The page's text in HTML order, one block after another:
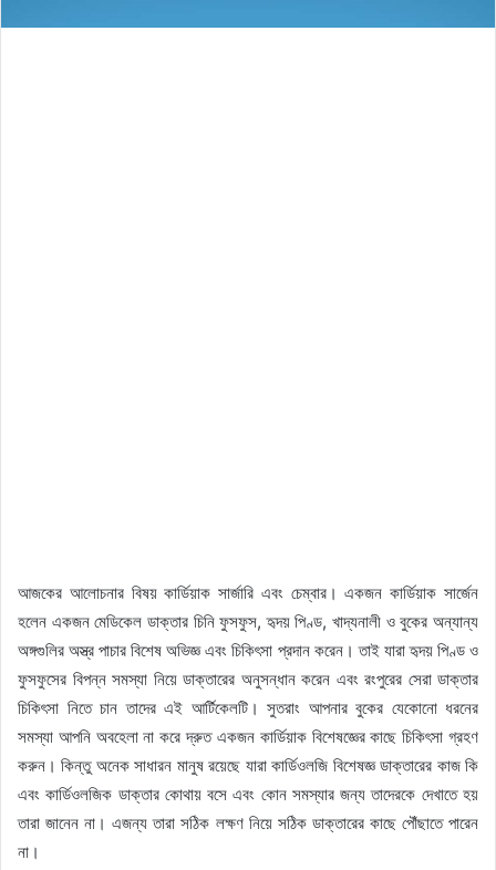
আজকের আলোচনার বিষয় কার্ডিয়াক সার্জারি এবং চেম্বার। একজন কার্ডিয়াক সার্জেন
হলেন একজন মেডিকেল ডাক্তার চিনি ফুসফুস, হৃদয় পিণ্ড, খাদ্যনালী ও বুকের অন্যান্য
অঙ্গগুলির অস্ত্র পাচার বিশেষ অভিজ্ঞ এবং চিকিৎসা প্রদান করেন। তাই যারা হৃদয় পিণ্ড ও
ফুসফুসের বিপন্ন সমস্যা নিয়ে ডাক্তারের অনুসন্ধান করেন এবং রংপুরের সেরা ডাক্তার
চিকিৎসা নিতে চান তাদের এই আর্টিকেলটি। সুতরাং আপনার বুকের যেকোনো ধরনের
সমস্যা আপনি অবহেলা না করে দ্রুত একজন কার্ডিয়াক বিশেষজ্ঞের কাছে চিকিৎসা গ্রহণ
করুন। কিন্তু অনেক সাধারন মানুষ রয়েছে যারা কার্ডিওলজি বিশেষজ্ঞ ডাক্তারের কাজ কি
এবং কার্ডিওলজিক ডাক্তার কোথায় বসে এবং কোন সমস্যার জন্য তাদেরকে দেখাতে হয়
তারা জানেন না। এজন্য তারা সঠিক লক্ষণ নিয়ে সঠিক ডাক্তারের কাছে পৌঁছাতে পারেন
না।